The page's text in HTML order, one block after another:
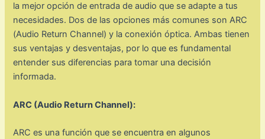
la mejor opción de entrada de audio que se adapte a tus
necesidades. Dos de las opciones más comunes son ARC
(Audio Return Channel) y la conexión óptica. Ambas tienen
sus ventajas y desventajas, por lo que es fundamental
entender sus diferencias para tomar una decisión
informada.
ARC (Audio Return Channel):
ARC es una función que se encuentra en algunos